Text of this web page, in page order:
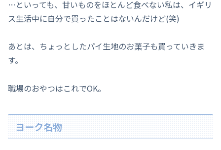
…といっても、甘いものをほとんど食べない私は、イギリ
ス生活中に自分で買ったことはないんだけど(笑)
あとは、ちょっとしたパイ生地のお菓子も買っていきま
す。
職場のおやつはこれでOK。
ヨーク名物